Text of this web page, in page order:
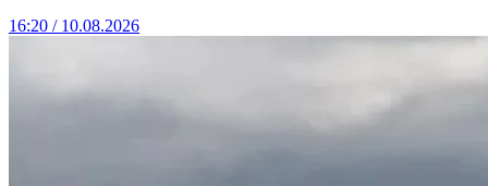
16:20 / 10.08.2026